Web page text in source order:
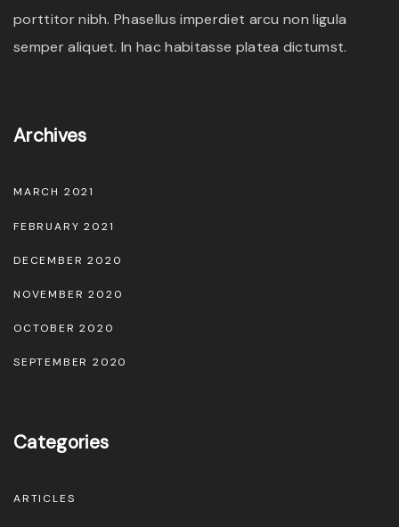
porttitor nibh. Phasellus imperdiet arcu non ligula
semper aliquet. In hac habitasse platea dictumst.
Archives
MARCH 2021
FEBRUARY 2021
DECEMBER 2020
NOVEMBER 2020
OCTOBER 2020
SEPTEMBER 2020
Categories
ARTICLES